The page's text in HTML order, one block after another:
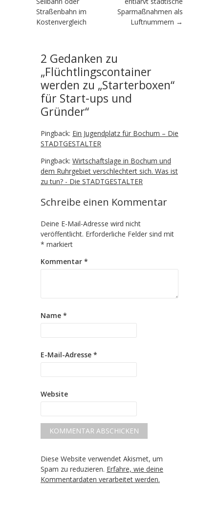
Straßenbahn im
Kostenvergleich
Sparmaßnahmen als
Luftnummern →
2 Gedanken zu
„Flüchtlingscontainer
werden zu „Starterboxen“
für Start-ups und
Gründer“
Pingback: Ein Jugendplatz für Bochum – Die
STADTGESTALTER
Pingback: Wirtschaftslage in Bochum und
dem Ruhrgebiet verschlechtert sich. Was ist
zu tun? - Die STADTGESTALTER
Schreibe einen Kommentar
Deine E-Mail-Adresse wird nicht
veröffentlicht. Erforderliche Felder sind mit
* markiert
Kommentar *
Name *
E-Mail-Adresse *
Website
Diese Website verwendet Akismet, um
Spam zu reduzieren. Erfahre, wie deine
Kommentardaten verarbeitet werden.